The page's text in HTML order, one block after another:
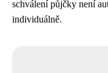
schválení půjčky není
individuálně.